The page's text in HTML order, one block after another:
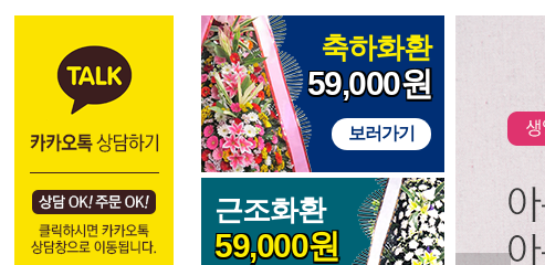
축하화환
59,000원
보러가기
근조화환
59,000원